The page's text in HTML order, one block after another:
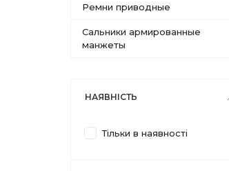
Ремни приводные
Сальники армированные
манжеты
НАЯВНІСТЬ
Тільки в наявності